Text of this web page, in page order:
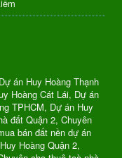
án Huy Hoàng Thạnh
Hoàng Cát Lái, Dự án
TPHCM, Dự án Huy
đất Quận 2, Chuyên
bán đất nền dự án
Hoàng Quận 2,